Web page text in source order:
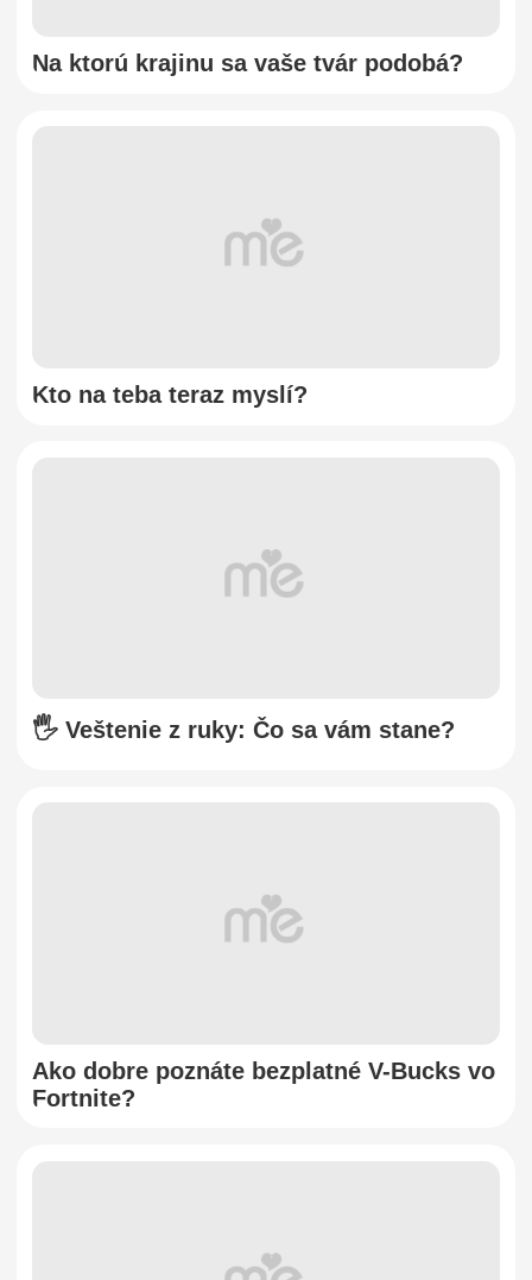
Na ktorú krajinu sa vaše tvár podobá?
Kto na teba teraz myslí?
🖐️ Veštenie z ruky: Čo sa vám stane?
Ako dobre poznáte bezplatné V-Bucks vo
Fortnite?